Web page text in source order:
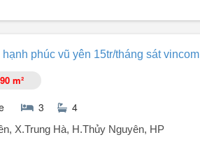
Vũ Yên
phúc vũ yên 15tr/tháng sát vincom
90 m²
3 4
X.Trung Hà, H.Thủy Nguyên, HP